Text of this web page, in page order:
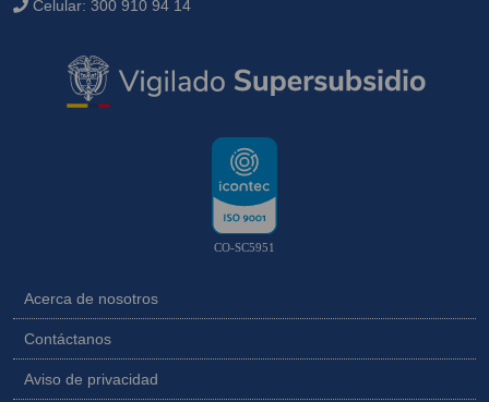
Celular: 300 910 94 14
CO-SC5951
Acerca de nosotros
Contáctanos
Aviso de privacidad